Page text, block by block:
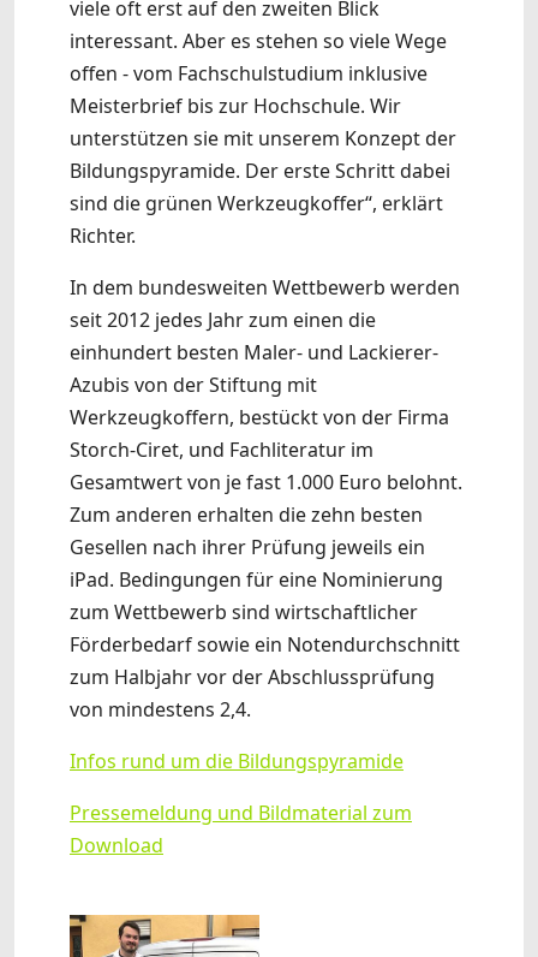
viele oft erst auf den zweiten Blick
interessant. Aber es stehen so viele Wege
offen - vom Fachschulstudium inklusive
Meisterbrief bis zur Hochschule. Wir
unterstützen sie mit unserem Konzept der
Bildungspyramide. Der erste Schritt dabei
sind die grünen Werkzeugkoffer“, erklärt
Richter.
In dem bundesweiten Wettbewerb werden
seit 2012 jedes Jahr zum einen die
einhundert besten Maler- und Lackierer-
Azubis von der Stiftung mit
Werkzeugkoffern, bestückt von der Firma
Storch-Ciret, und Fachliteratur im
Gesamtwert von je fast 1.000 Euro belohnt.
Zum anderen erhalten die zehn besten
Gesellen nach ihrer Prüfung jeweils ein
iPad. Bedingungen für eine Nominierung
zum Wettbewerb sind wirtschaftlicher
Förderbedarf sowie ein Notendurchschnitt
zum Halbjahr vor der Abschlussprüfung
von mindestens 2,4.
Infos rund um die Bildungspyramide
Pressemeldung und Bildmaterial zum
Download
Show larger version